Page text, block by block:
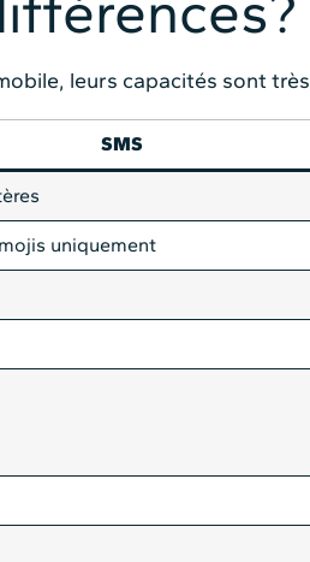
leurs capacités sont
SMS
uniquement